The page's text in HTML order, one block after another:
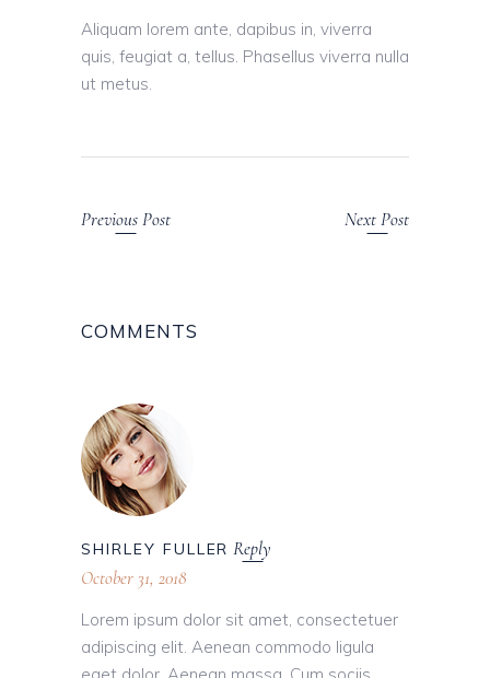
Aliquam lorem ante, dapibus in, viverra
quis, feugiat a, tellus. Phasellus viverra nulla
ut metus.
Previous Post Next Post
COMMENTS
SHIRLEY FULLER Reply
October 31, 2018
Lorem ipsum dolor sit amet, consectetuer
adipiscing elit. Aenean commodo ligula